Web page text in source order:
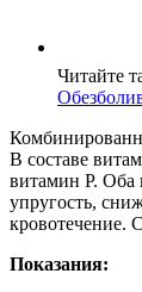
Читайте
В составе
витамин Р. Оба
упругость,
кровотечение.
Показания: